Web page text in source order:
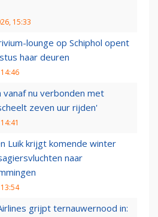
15:33
lounge op Schiphol opent
haar deuren
vanaf nu verbonden met
zeven uur rijden'
Luik krijgt komende winter
naar
grijpt ternauwernood in: